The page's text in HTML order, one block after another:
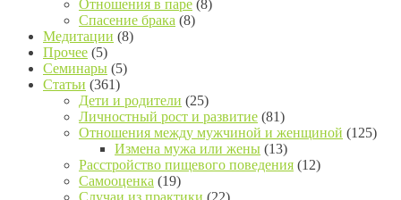
Отношения в паре (8)
Спасение брака (8)
Медитации (8)
Прочее (5)
Семинары (5)
Статьи (361)
Дети и родители (25)
Личностный рост и развитие (81)
Отношения между мужчиной и женщиной (125)
Измена мужа или жены (13)
Расстройство пищевого поведения (12)
Самооценка (19)
Случаи из практики (22)